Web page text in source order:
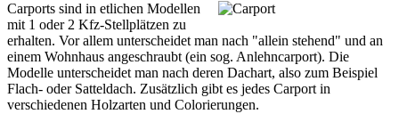
Carports sind in etlichen Modellen
mit 1 oder 2 Kfz-Stellplätzen zu
erhalten. Vor allem unterscheidet man nach "allein stehend" und an
einem Wohnhaus angeschraubt (ein sog. Anlehncarport). Die
Modelle unterscheidet man nach deren Dachart, also zum Beispiel
Flach- oder Satteldach. Zusätzlich gibt es jedes Carport in
verschiedenen Holzarten und Colorierungen.